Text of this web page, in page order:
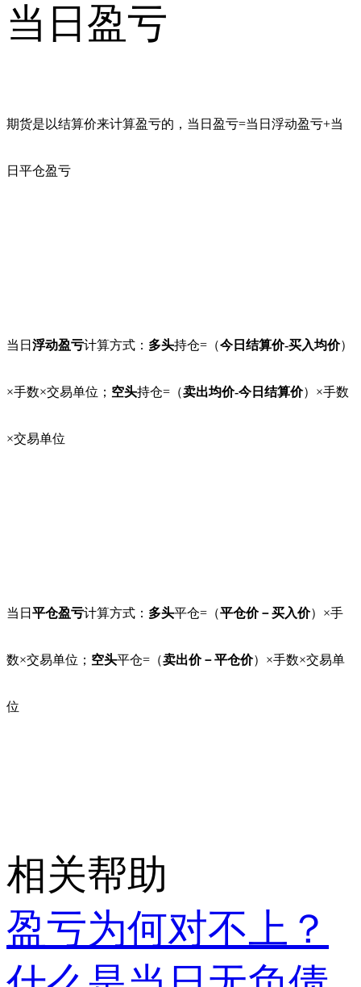
当日盈亏
期货是以结算价来计算盈亏的，当日盈亏=当日浮动盈亏+当
日平仓盈亏
当日 浮动盈亏计算方式： 多头持仓=（今日结算价-买入均价）
×手数×交易单位； 空头持仓=（卖出均价-今日结算价）×手数
×交易单位
当日 平仓盈亏计算方式： 多头平仓=（平仓价－买入价）×手
数×交易单位； 空头平仓=（卖出价－平仓价）×手数×交易单
位
相关帮助
盈亏为何对不上？